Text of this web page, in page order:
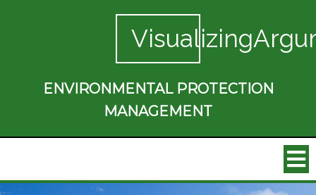
ENVIRONMENTAL PROTECTION
MANAGEMENT